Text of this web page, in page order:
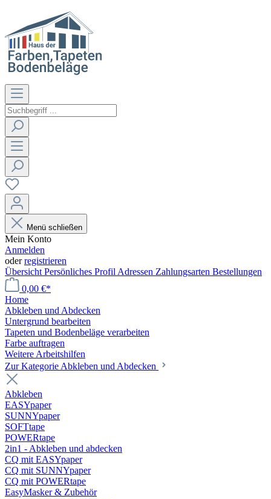
Menü schließen
Mein Konto
Anmelden
oderregistrieren
Übersicht Persönliches Profil Adressen Zahlungsarten Bestellungen
0,00 €*
Home
Abkleben und Abdecken
Untergrund bearbeiten
Tapeten und Bodenbeläge verarbeiten
Farbe auftragen
Weitere Arbeitshilfen
Zur Kategorie Abkleben und Abdecken
Abkleben
EASYpaper
SUNNYpaper
SOFTtape
POWERtape
2in1 - Abkleben und abdecken
CQ mit EASYpaper
CQ mit SUNNYpaper
CQ mit POWERtape
EasyMasker & Zubehör